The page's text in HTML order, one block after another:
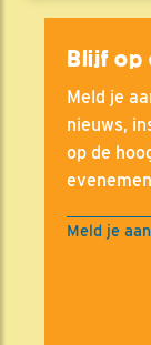
Blijf op
Meld je
nieuws,
op de
Meld je aan